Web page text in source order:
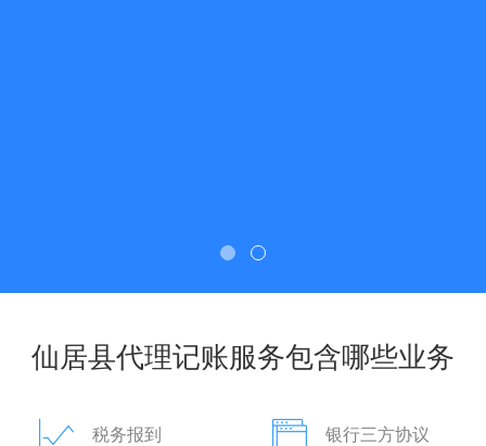
仙居县代理记账服务包含哪些业务
税务报到 银行三方协议